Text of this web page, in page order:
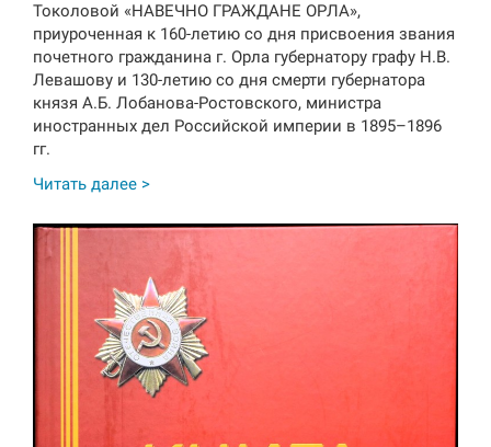
Токоловой «НАВЕЧНО ГРАЖДАНЕ ОРЛА»,
приуроченная к 160-летию со дня присвоения звания
почетного гражданина г. Орла губернатору графу Н.В.
Левашову и 130-летию со дня смерти губернатора
князя А.Б. Лобанова-Ростовского, министра
иностранных дел Российской империи в 1895–1896
гг.
Читать далее >